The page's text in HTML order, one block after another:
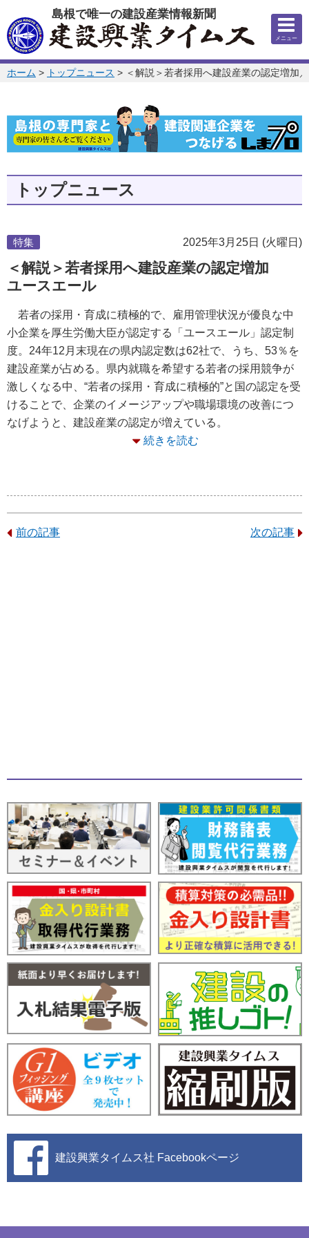
このページの本文へ
島根で唯一の建設産業情報新聞
メニュー
このページの位置:
ホーム > トップニュース > ＜解説＞若者採用へ建設産業の認定増加
トップニュース
2025年3月25日 (火曜日)
特集
＜解説＞若者採用へ建設産業の認定増加
ユースエール
若者の採用・育成に積極的で、雇用管理状況が優良な中
小企業を厚生労働大臣が認定する「ユースエール」認定制
度。24年12月末現在の県内認定数は62社で、うち、53％を
建設産業が占める。県内就職を希望する若者の採用競争が
激しくなる中、“若者の採用・育成に積極的”と国の認定を受
けることで、企業のイメージアップや職場環境の改善につ
なげようと、建設産業の認定が増えている。
続きを読む
前の記事 次の記事
建設興業タイムス社 Facebookページ